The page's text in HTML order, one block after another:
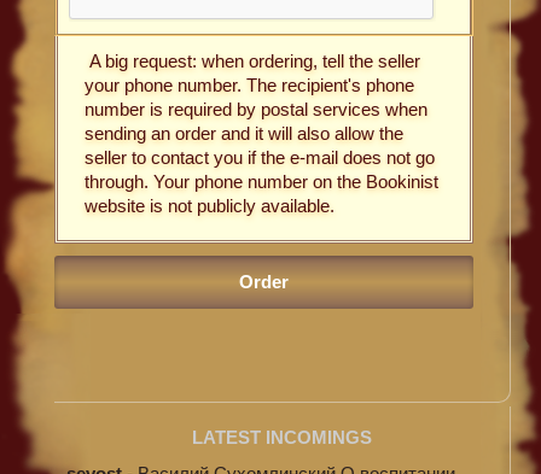
A big request: when ordering, tell the seller
your phone number. The recipient's phone
number is required by postal services when
sending an order and it will also allow the
seller to contact you if the e-mail does not go
through. Your phone number on the Bookinist
website is not publicly available.
LATEST INCOMINGS